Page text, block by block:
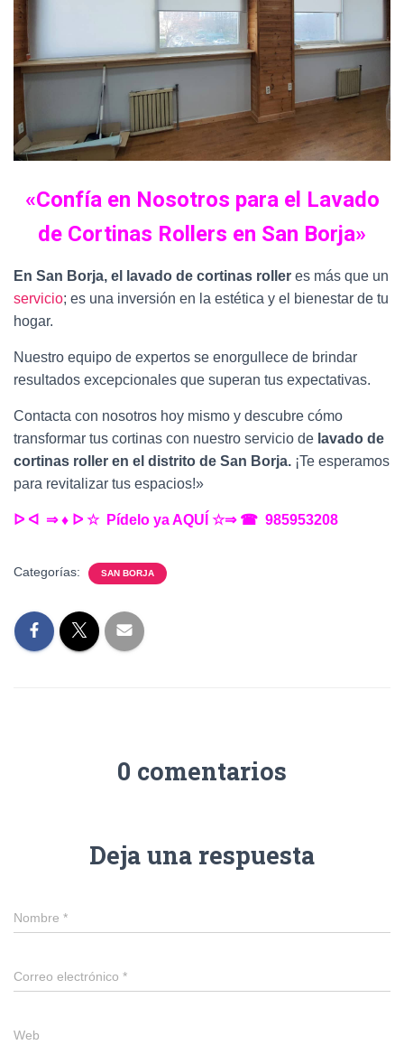
«Confía en Nosotros para el Lavado
de Cortinas Rollers en San Borja»
En San Borja, el lavado de cortinas roller es más que un
servicio; es una inversión en la estética y el bienestar de tu
hogar.
Nuestro equipo de expertos se enorgullece de brindar
resultados excepcionales que superan tus expectativas.
Contacta con nosotros hoy mismo y descubre cómo
transformar tus cortinas con nuestro servicio de lavado de
cortinas roller en el distrito de San Borja. ¡Te esperamos
para revitalizar tus espacios!»
ᐅ ᐊ ⇒ ♦︎ ᐅ ☆ Pídelo ya AQUÍ ☆⇒ ☎ 985953208
Categorías: SAN BORJA
0 comentarios
Deja una respuesta
Nombre *
Correo electrónico *
Web